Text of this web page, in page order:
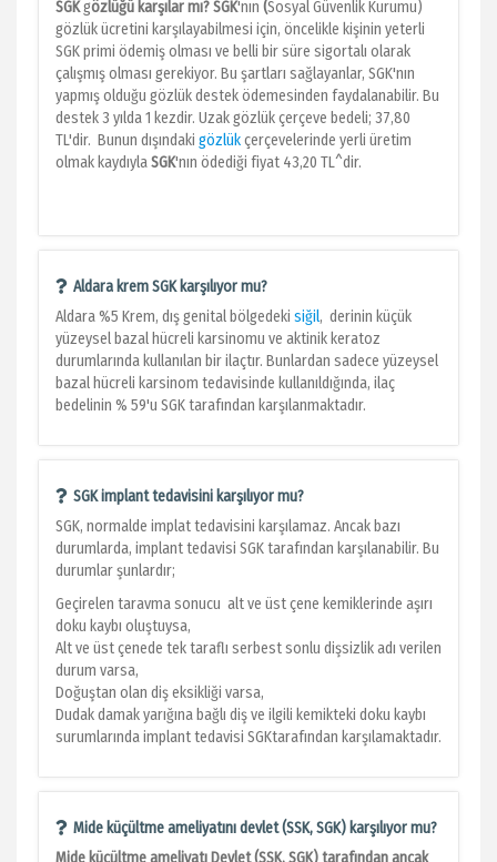
SGKgözlüğü karşılar mı? SGK'nın (Sosyal Güvenlik Kurumu)
gözlük ücretini karşılayabilmesi için, öncelikle kişinin yeterli
SGK primi ödemiş olması ve belli bir süre sigortalı olarak
çalışmış olması gerekiyor. Bu şartları sağlayanlar, SGK'nın
yapmış olduğu gözlük destek ödemesinden faydalanabilir. Bu
destek 3 yılda 1 kezdir. Uzak gözlük çerçeve bedeli; 37,80
TL'dir. Bunun dışındaki gözlükçerçevelerinde yerli üretim
olmak kaydıylaSGK'nın ödediği fiyat 43,20 TL^dir.
Aldara krem SGK karşılıyor mu?
Aldara %5 Krem, dış genital bölgedeki siğil, derinin küçük
yüzeysel bazal hücreli karsinomu ve aktinik keratoz
durumlarında kullanılan bir ilaçtır. Bunlardan sadece yüzeysel
bazal hücreli karsinom tedavisinde kullanıldığında, ilaç
bedelinin % 59'u SGK tarafından karşılanmaktadır.
SGK implant tedavisini karşılıyor mu?
SGK, normalde implat tedavisini karşılamaz. Ancak bazı
durumlarda, implant tedavisi SGK tarafından karşılanabilir. Bu
durumlar şunlardır;
Geçirelen taravma sonucu alt ve üst çene kemiklerinde aşırı
doku kaybı oluştuysa,
Alt ve üst çenede tek taraflı serbest sonlu dişsizlik adı verilen
durum varsa,
Doğuştan olan diş eksikliği varsa,
Dudak damak yarığına bağlı diş ve ilgili kemikteki doku kaybı
surumlarında implant tedavisi SGKtarafından karşılamaktadır.
Mide küçültme ameliyatını devlet (SSK, SGK) karşılıyor mu?
Mide küçültme ameliyatı Devlet (SSK, SGK) tarafından ancak